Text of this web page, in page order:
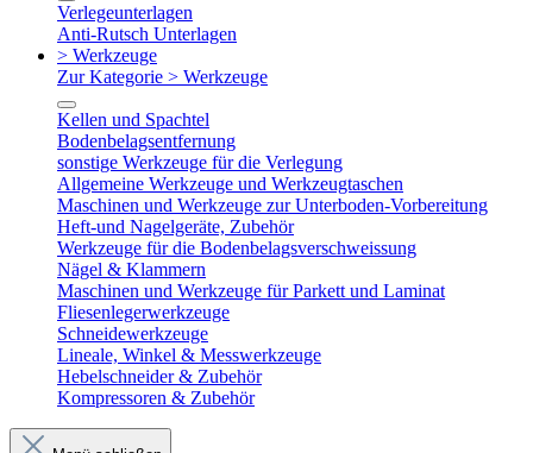
Verlegeunterlagen
Anti-Rutsch Unterlagen
> Werkzeuge
Zur Kategorie > Werkzeuge
Kellen und Spachtel
Bodenbelagsentfernung
sonstige Werkzeuge für die Verlegung
Allgemeine Werkzeuge und Werkzeugtaschen
Maschinen und Werkzeuge zur Unterboden-Vorbereitung
Heft-und Nagelgeräte, Zubehör
Werkzeuge für die Bodenbelagsverschweissung
Nägel & Klammern
Maschinen und Werkzeuge für Parkett und Laminat
Fliesenlegerwerkzeuge
Schneidewerkzeuge
Lineale, Winkel & Messwerkzeuge
Hebelschneider & Zubehör
Kompressoren & Zubehör